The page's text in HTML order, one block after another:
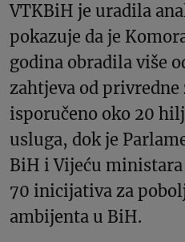
VTKBiH je uradila
pokazuje da je
godina obradila više
zahtjeva od privredne
isporučeno oko 20
usluga, dok je
BiH i Vijeću
70 inicijativa za
ambijenta u BiH.